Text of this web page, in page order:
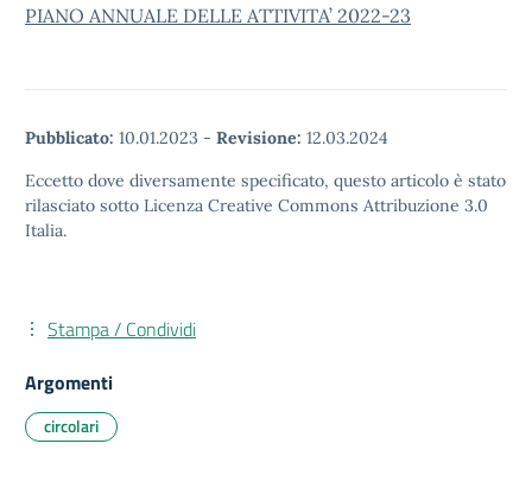
PIANO ANNUALE DELLE ATTIVITA’ 2022-23
Pubblicato: 10.01.2023 - Revisione: 12.03.2024
Eccetto dove diversamente specificato, questo articolo è stato
rilasciato sotto Licenza Creative Commons Attribuzione 3.0
Italia.
Stampa / Condividi
Argomenti
circolari